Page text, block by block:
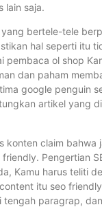
lain saja.
bertele-tele
hal seperti itu
pembaca ol shop
dan paham
google penguin
artikel yang
konten claim bahwa
Pengertian
Kamu harus teliti
itu seo
tengah paragrap,